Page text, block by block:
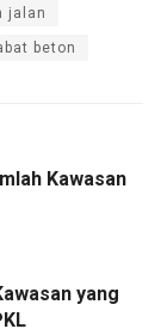
jalan
beton
Kawasan
yang